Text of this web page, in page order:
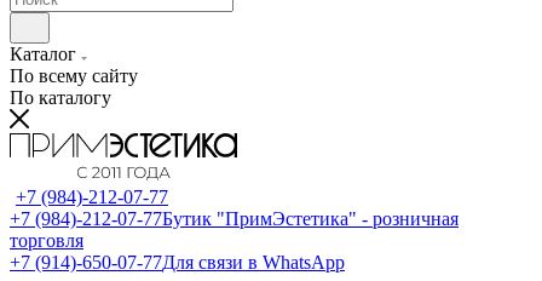
Каталог
По всему сайту
По каталогу
+7 (984)-212-07-77
+7 (984)-212-07-77Бутик "ПримЭстетика" - розничная
торговля
+7 (914)-650-07-77Для связи в WhatsApp